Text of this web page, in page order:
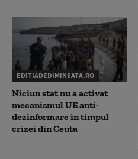
EDITIADEDIMINEATA.RO
Niciun stat nu a activat
mecanismul UE anti-
dezinformare în timpul
crizei din Ceuta